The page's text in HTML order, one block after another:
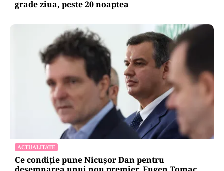
grade ziua, peste 20 noaptea
ACTUALITATE
Ce condiție pune Nicușor Dan pentru